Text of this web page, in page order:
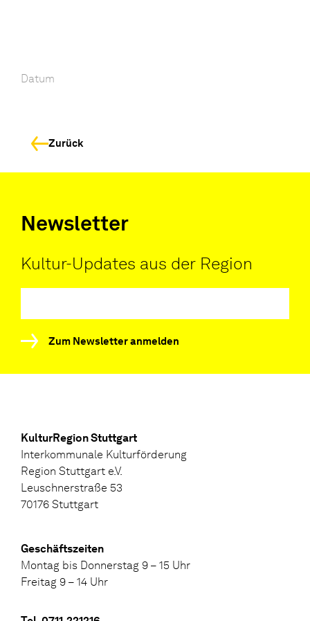
Datum
Zurück
Newsletter
Kultur-Updates aus der Region
Zum Newsletter anmelden
KulturRegion Stuttgart
Interkommunale Kulturförderung
Region Stuttgart e.V.
Leuschnerstraße 53
70176 Stuttgart
Geschäftszeiten
Montag bis Donnerstag 9 – 15 Uhr
Freitag 9 – 14 Uhr